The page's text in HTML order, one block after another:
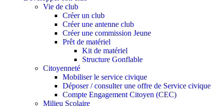
Vie de club
Créer un club
Créer une antenne club
Créer une commission Jeune
Prêt de matériel
Kit de matériel
Structure Gonflable
Citoyenneté
Mobiliser le service civique
Déposer / consulter une offre de Service civique
Compte Engagement Citoyen (CEC)
Milieu Scolaire